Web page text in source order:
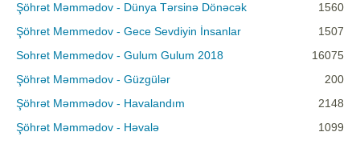
Şöhrət Məmmədov - Dünya Tərsinə Dönəcək
1560
Şöhret Memmedov - Gece Sevdiyin İnsanlar
1507
Sohret Memmedov - Gulum Gulum 2018
16075
Şöhrət Məmmədov - Güzgülər
200
Şöhrət Məmmədov - Havalandım
2148
Şöhrət Məmmədov - Həvalə
1099